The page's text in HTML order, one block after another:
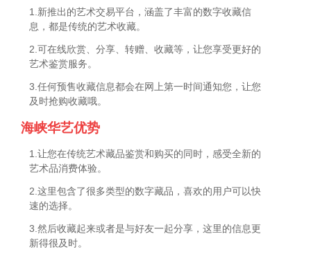
1.新推出的艺术交易平台，涵盖了丰富的数字收藏信
息，都是传统的艺术收藏。
2.可在线欣赏、分享、转赠、收藏等，让您享受更好的
艺术鉴赏服务。
3.任何预售收藏信息都会在网上第一时间通知您，让您
及时抢购收藏哦。
海峡华艺优势
1.让您在传统艺术藏品鉴赏和购买的同时，感受全新的
艺术品消费体验。
2.这里包含了很多类型的数字藏品，喜欢的用户可以快
速的选择。
3.然后收藏起来或者是与好友一起分享，这里的信息更
新得很及时。